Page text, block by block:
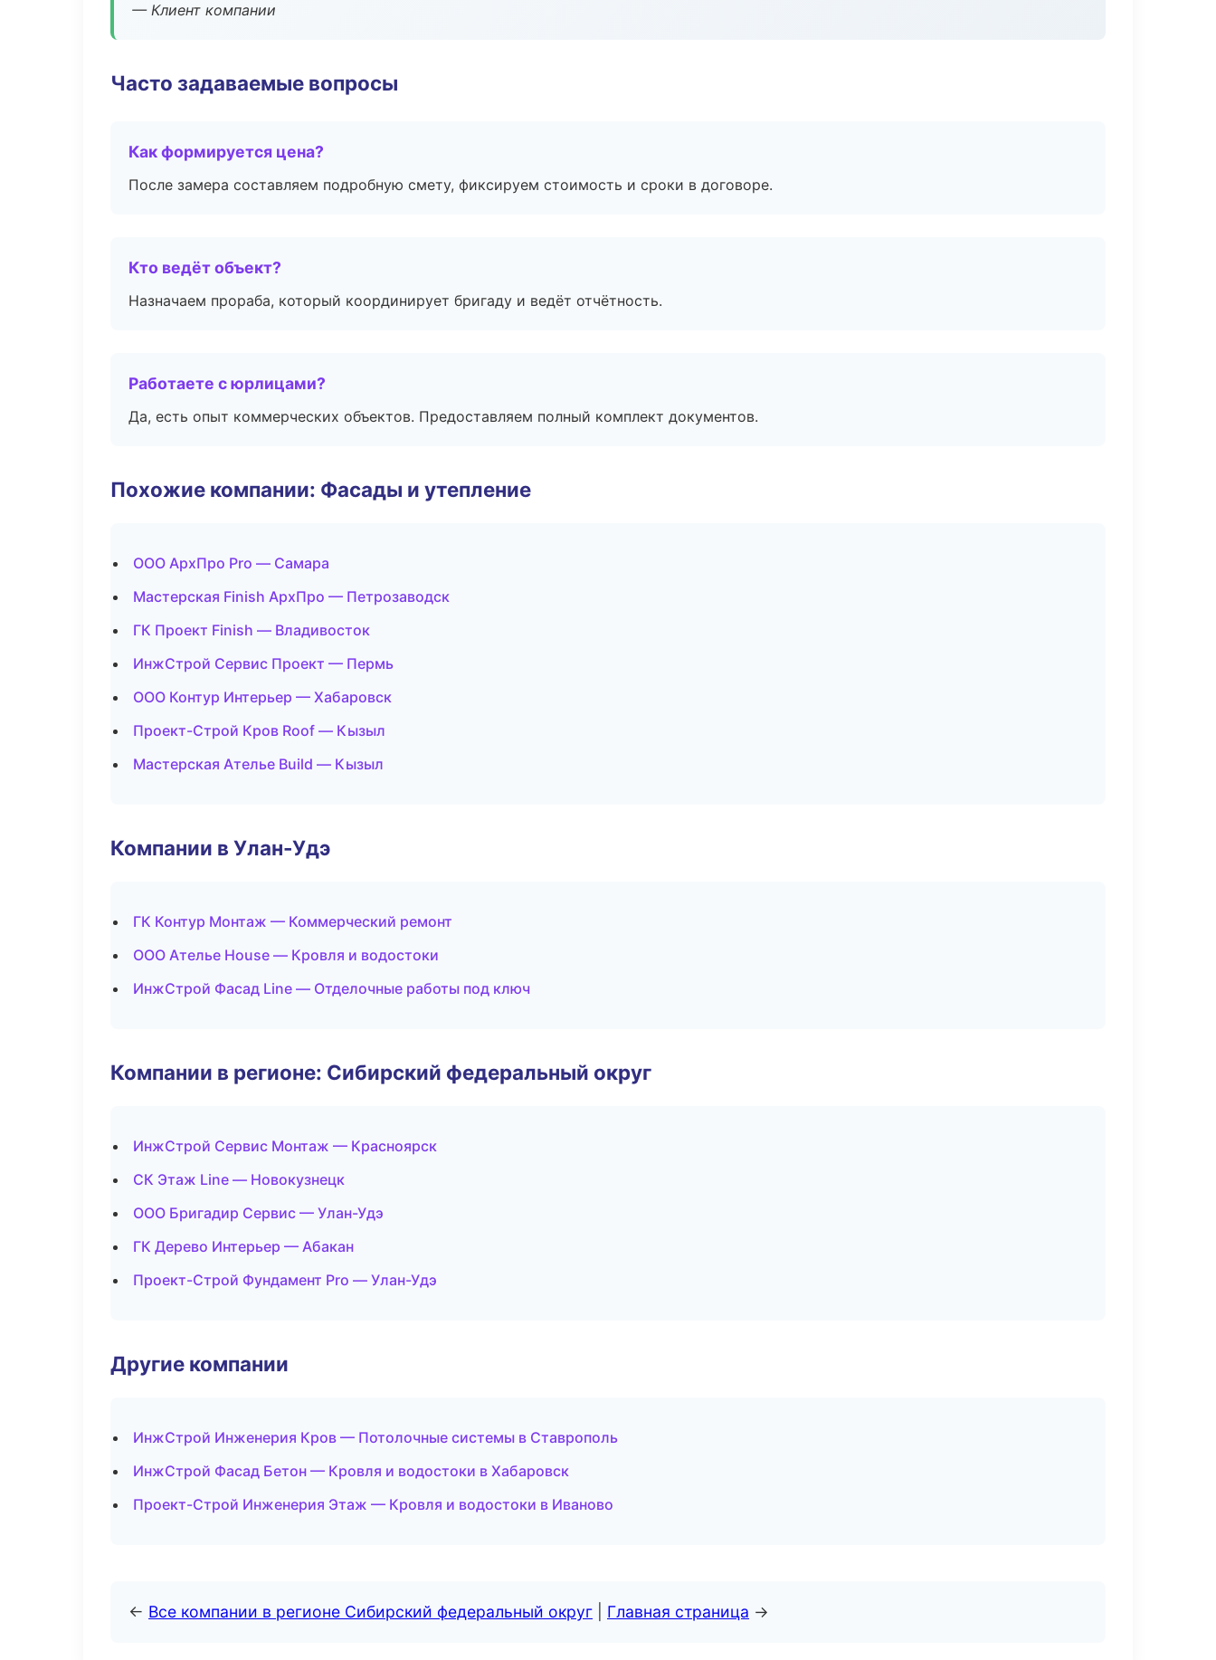
— Клиент компании
Часто задаваемые вопросы
Как формируется цена?
После замера составляем подробную смету, фиксируем стоимость и сроки в договоре.
Кто ведёт объект?
Назначаем прораба, который координирует бригаду и ведёт отчётность.
Работаете с юрлицами?
Да, есть опыт коммерческих объектов. Предоставляем полный комплект документов.
Похожие компании: Фасады и утепление
ООО АрхПро Pro — Самара
Мастерская Finish АрхПро — Петрозаводск
ГК Проект Finish — Владивосток
ИнжСтрой Сервис Проект — Пермь
ООО Контур Интерьер — Хабаровск
Проект-Строй Кров Roof — Кызыл
Мастерская Ателье Build — Кызыл
Компании в Улан-Удэ
ГК Контур Монтаж — Коммерческий ремонт
ООО Ателье House — Кровля и водостоки
ИнжСтрой Фасад Line — Отделочные работы под ключ
Компании в регионе: Сибирский федеральный округ
ИнжСтрой Сервис Монтаж — Красноярск
СК Этаж Line — Новокузнецк
ООО Бригадир Сервис — Улан-Удэ
ГК Дерево Интерьер — Абакан
Проект-Строй Фундамент Pro — Улан-Удэ
Другие компании
ИнжСтрой Инженерия Кров — Потолочные системы в Ставрополь
ИнжСтрой Фасад Бетон — Кровля и водостоки в Хабаровск
Проект-Строй Инженерия Этаж — Кровля и водостоки в Иваново
← Все компании в регионе Сибирский федеральный округ Главная страница →